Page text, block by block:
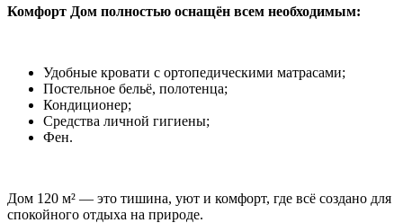
Комфорт Дом полностью оснащён всем необходимым:
Удобные кровати с ортопедическими матрасами;
Постельное бельё, полотенца;
Кондиционер;
Средства личной гигиены;
Фен.
Дом 120 м² — это тишина, уют и комфорт, где всё создано для
спокойного отдыха на природе.